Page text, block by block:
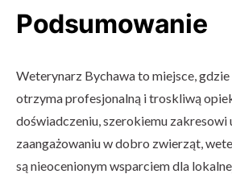
Podsumowanie
Weterynarz Bychawa to miejsce,
otrzyma profesjonalną i troskliwą
doświadczeniu, szerokiemu zakresowi
zaangażowaniu w dobro zwierząt,
są nieocenionym wsparciem dla